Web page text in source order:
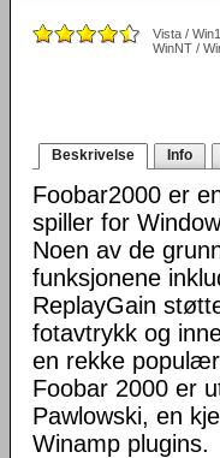
Vista /
WinNT /
Beskrivelse Info
Foobar2000 er
spiller for
Noen av de
funksjonene
ReplayGain
fotavtrykk og
en rekke
Foobar 2000 er
Pawlowski, en
Winamp plugins.